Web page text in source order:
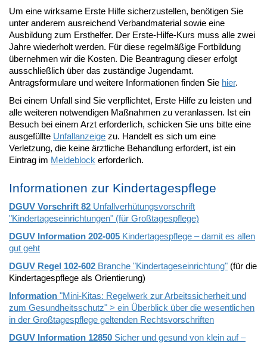
Um eine wirksame Erste Hilfe sicherzustellen, benötigen Sie
unter anderem ausreichend Verbandmaterial sowie eine
Ausbildung zum Ersthelfer. Der Erste-Hilfe-Kurs muss alle zwei
Jahre wiederholt werden. Für diese regelmäßige Fortbildung
übernehmen wir die Kosten. Die Beantragung dieser erfolgt
ausschließlich über das zuständige Jugendamt.
Antragsformulare und weitere Informationen finden Sie hier.
Bei einem Unfall sind Sie verpflichtet, Erste Hilfe zu leisten und
alle weiteren notwendigen Maßnahmen zu veranlassen. Ist ein
Besuch bei einem Arzt erforderlich, schicken Sie uns bitte eine
ausgefüllte Unfallanzeige zu. Handelt es sich um eine
Verletzung, die keine ärztliche Behandlung erfordert, ist ein
Eintrag im Meldeblock erforderlich.
Informationen zur Kindertagespflege
DGUV Vorschrift 82 Unfallverhütungsvorschrift
"Kindertageseinrichtungen" (für Großtagespflege)
DGUV Information 202-005 Kindertagespflege – damit es allen
gut geht
DGUV Regel 102-602 Branche "Kindertageseinrichtung" (für die
Kindertagespflege als Orientierung)
Information "Mini-Kitas: Regelwerk zur Arbeitssicherheit und
zum Gesundheitsschutz" > ein Überblick über die wesentlichen
in der Großtagespflege geltenden Rechtsvorschriften
DGUV Information 12850 Sicher und gesund von klein auf –